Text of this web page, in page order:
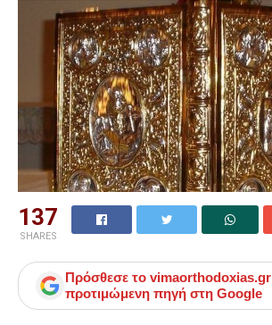
137
SHARES
Πρόσθεσε το vimaorthodoxias.gr
προτιμώμενη πηγή στη Google